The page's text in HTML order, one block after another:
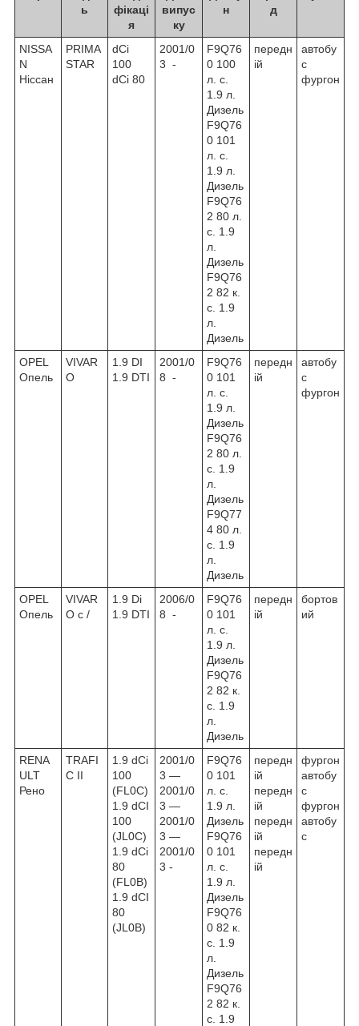
ь
фікаці
я
випус
ку
н
д
NISSA
N
Ніссан
PRIMA
STAR
dCi
100
dCi 80
2001/0
3 -
F9Q76
0 100
л. с.
1.9 л.
Дизель
F9Q76
0 101
л. с.
1.9 л.
Дизель
F9Q76
2 80 л.
с. 1.9
л.
Дизель
F9Q76
2 82 к.
с. 1.9
л.
Дизель
передн
ій
автобу
с
фургон
OPEL
Опель
VIVAR
O
1.9 DI
1.9 DTI
2001/0
8 -
F9Q76
0 101
л. с.
1.9 л.
Дизель
F9Q76
2 80 л.
с. 1.9
л.
Дизель
F9Q77
4 80 л.
с. 1.9
л.
Дизель
передн
ій
автобу
с
фургон
OPEL
Опель
VIVAR
O c /
1.9 Di
1.9 DTI
2006/0
8 -
F9Q76
0 101
л. с.
1.9 л.
Дизель
F9Q76
2 82 к.
с. 1.9
л.
Дизель
передн
ій
бортов
ий
RENA
ULT
Рено
TRAFI
C II
1.9 dCi
100
(FL0C)
1.9 dCI
100
(JL0C)
1.9 dCi
80
(FL0B)
1.9 dCI
80
(JL0B)
2001/0
3 ―
2001/0
3 ―
2001/0
3 ―
2001/0
3 -
F9Q76
0 101
л. с.
1.9 л.
Дизель
F9Q76
0 101
л. с.
1.9 л.
Дизель
F9Q76
0 82 к.
с. 1.9
л.
Дизель
F9Q76
2 82 к.
с. 1.9
передн
ій
передн
ій
передн
ій
передн
ій
фургон
автобу
с
фургон
автобу
с